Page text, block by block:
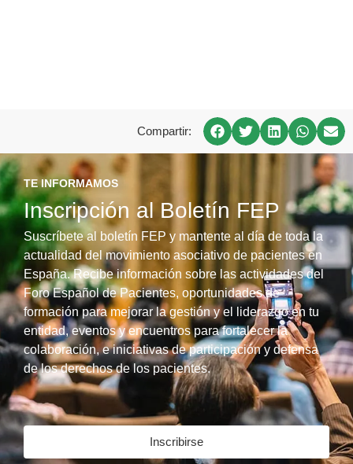
Compartir:
TE INFORMAMOS
Inscripción al Boletín FEP
Suscríbete al boletín FEP y mantente al día de toda la
actualidad del movimiento asociativo de pacientes en
España. Recibe información sobre las actividades del
Foro Español de Pacientes, oportunidades de
formación para mejorar la gestión y el liderazgo en tu
entidad, eventos y encuentros para fortalecer la
colaboración, e iniciativas de participación y defensa
de los derechos de los pacientes.
Inscribirse